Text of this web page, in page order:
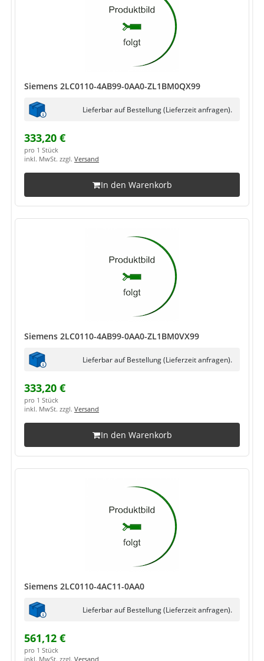
Siemens 2LC0110-4AB99-0AA0-ZL1BM0QX99
Lieferbar auf Bestellung (Lieferzeit anfragen).
333,20 €
pro 1 Stück
inkl. MwSt. zzgl. Versand
In den Warenkorb
Siemens 2LC0110-4AB99-0AA0-ZL1BM0VX99
Lieferbar auf Bestellung (Lieferzeit anfragen).
333,20 €
pro 1 Stück
inkl. MwSt. zzgl. Versand
In den Warenkorb
Siemens 2LC0110-4AC11-0AA0
Lieferbar auf Bestellung (Lieferzeit anfragen).
561,12 €
pro 1 Stück
inkl. MwSt. zzgl. Versand